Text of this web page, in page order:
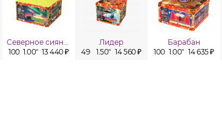
Северное сияние
100 1.00" 13 440 ₽
Лидер
49
1.50" 14 560 ₽
Барабан
100 1.00" 14 635 ₽